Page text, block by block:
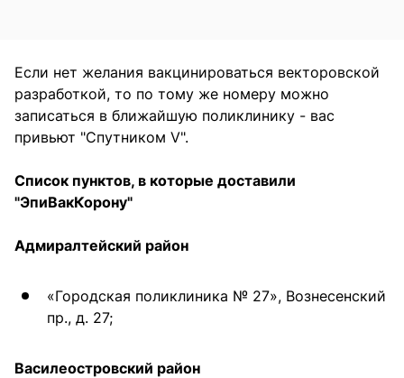
Если нет желания вакцинироваться векторовской
разработкой, то по тому же номеру можно
записаться в ближайшую поликлинику - вас
привьют "Спутником V".
Список пунктов, в которые доставили
"ЭпиВакКорону"
Адмиралтейский район
«Городская поликлиника № 27», Вознесенский
пр., д. 27;
Василеостровский район